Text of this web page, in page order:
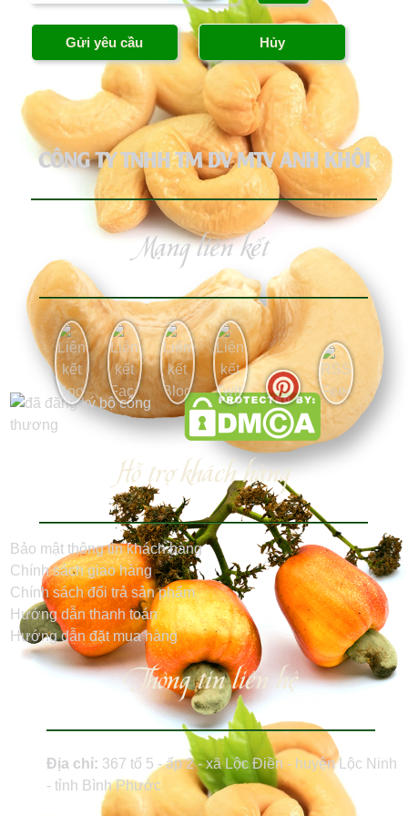
CÔNG TY TNHH TM DV MTV ANH KHÔI
Mạng liên kết
Hỗ trợ khách hàng
Bảo mật thông tin khách hàng
Chính sách giao hàng
Chính sách đổi trả sản phẩm
Hướng dẫn thanh toán
Hướng dẫn đặt mua hàng
Thông tin liên hệ
Địa chỉ: 367 tổ 5 - ấp 2 - xã Lộc Điền - huyện Lộc Ninh
- tỉnh Bình Phước